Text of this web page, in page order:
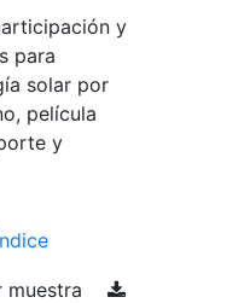
y
para
solar por
película
y
muestra